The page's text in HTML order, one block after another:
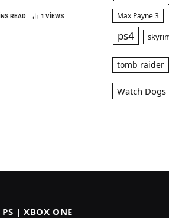
READ 1 VIEWS Max Payne 3
ps4
tomb raider
Watch Dogs
| XBOX ONE